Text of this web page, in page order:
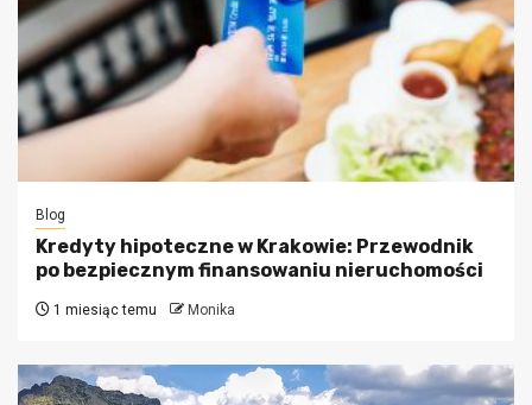
Blog
Kredyty hipoteczne w Krakowie: Przewodnik
po bezpiecznym finansowaniu nieruchomości
1 miesiąc temu Monika